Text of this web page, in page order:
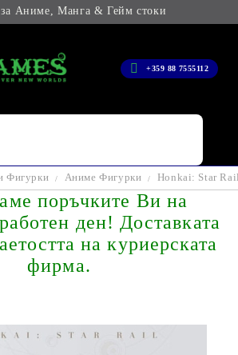
Аниме, Манга & Гейм стоки
+359 88 7555112
Фигурки Аниме Фигурки Honkai: Star
поръчките Ви на
ден! Доставката
на куриерската
фирма.